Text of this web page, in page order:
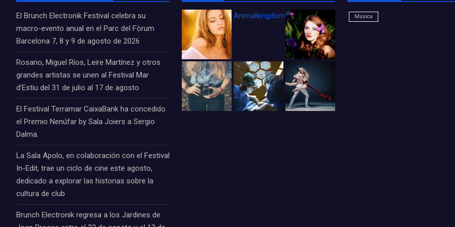
El Brunch Electronik Festival celebra su
macro-evento anual en el Parc del Fòrum
Barcelona 7, 8 y 9 de agosto de 2026
Rosario, Miguel Ríos, Leire Martínez y otros
grandes artistas se unen al Festival Mar
d’Estiu del 31 de julio al 17 de agosto
El Festival Terramar CaixaBank ha concedido
el Premio Nenúfar by Sala Joiers a Sergio
Dalma.
La Sala Apolo, en colaboración con el Festival
In-Edit, trae un ciclo de cine este agosto,
dedicado a explorar las historias sobre la
cultura de club
Brunch Electronik regresa a los Jardines de
Animalkingdom_FichaCine Música